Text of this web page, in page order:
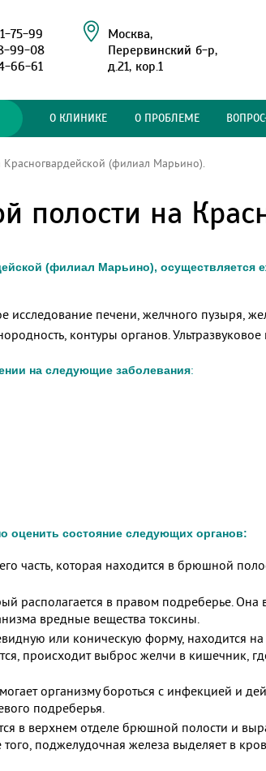
75-99
99-08
66-61
Москва,
Перервинский б-р,
д.21, кор.1
О КЛИНИКЕ О ПРОБЛЕМЕ
(филиал Марьино).
полости на
(филиал Марьино), осуществляется
исследование печени, желчного пузыря,
контуры органов.
на следующие заболевания:
состояние следующих органов:
часть, которая находится в брюшной
располагается в правом подреберье.
вредные вещества токсины.
или коническую форму, находится
происходит выброс желчи в кишечник,
организму бороться с инфекцией и
подреберья.
в верхнем отделе брюшной полости и
поджелудочная железа выделяет в